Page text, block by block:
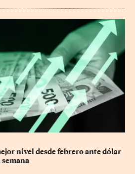
nivel desde febrero ante dólar
semana